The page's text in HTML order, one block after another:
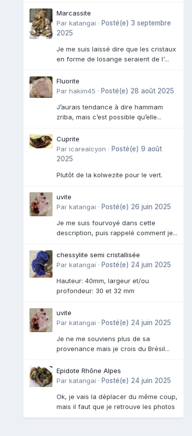
Marcassite
Par katangai · Posté(e) 3 septembre
2025
Je me suis laissé dire que les cristaux
en forme de losange seraient de l'...
Fluorite
Par hakim45 · Posté(e) 28 août 2025
J’aurais tendance à dire hammam
zriba, mais c’est possible qu’elle...
Cuprite
Par icarealcyon · Posté(e) 9 août
2025
Plutôt de la kolwezite pour le vert.
uvite
Par katangai · Posté(e) 26 juin 2025
Je me suis fourvoyé dans cette
description, puis rappelé comment je...
chessylite semi cristallisée
Par katangai · Posté(e) 24 juin 2025
Hauteur: 40mm, largeur et/ou
profondeur: 30 et 32 mm
uvite
Par katangai · Posté(e) 24 juin 2025
Je ne me souviens plus de sa
provenance mais je crois du Brésil...
Epidote Rhône Alpes
Par katangai · Posté(e) 24 juin 2025
Ok, je vais la déplacer du même coup,
mais il faut que je retrouve les photos